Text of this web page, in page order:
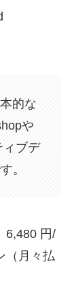
的な
や
ィブデ
。
6,480 円/
（月々払